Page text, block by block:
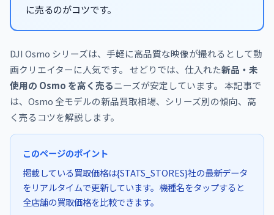
に売るのがコツです。
DJI Osmo シリーズは、手軽に高品質な映像が撮れるとして動
画クリエイターに人気です。 せどりでは、仕入れた新品・未
使用の Osmo を高く売るニーズが安定しています。 本記事で
は、Osmo 全モデルの新品買取相場、シリーズ別の傾向、高
く売るコツを解説します。
このページのポイント
掲載している買取価格は{STATS_STORES}社の最新データ
をリアルタイムで更新しています。機種名をタップすると
全店舗の買取価格を比較できます。